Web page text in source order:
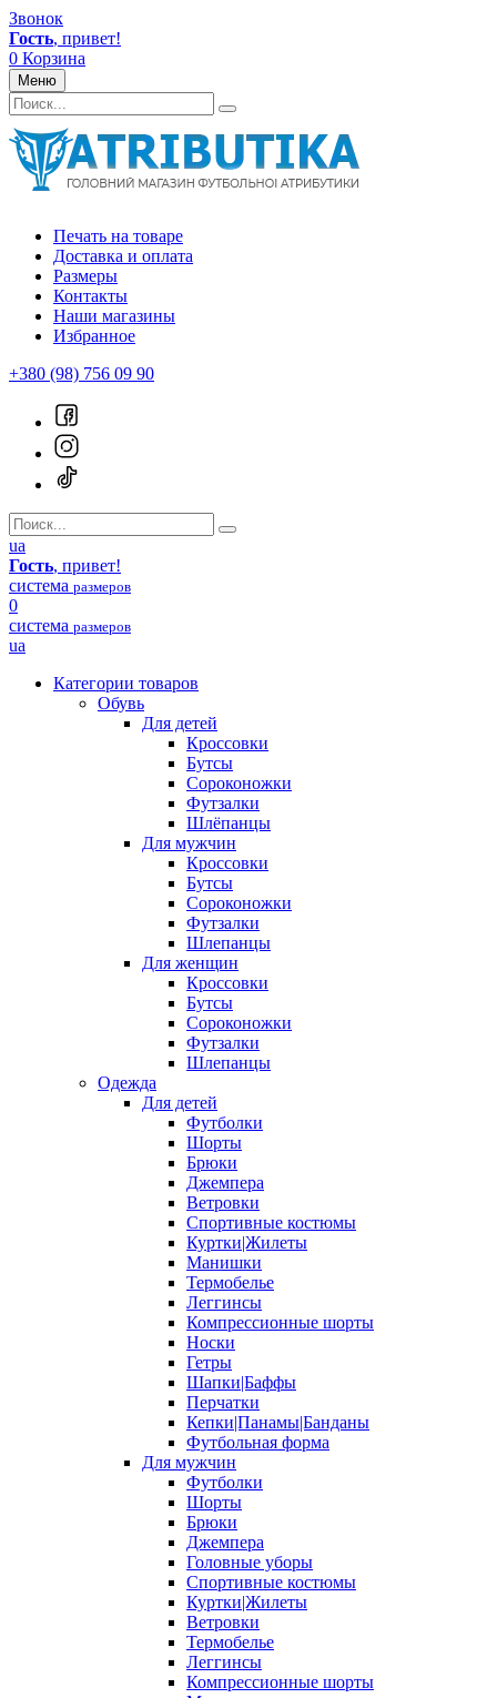
Звонок
Гость, привет!
0 Корзина
Меню
Печать на товаре
Доставка и оплата
Размеры
Контакты
Наши магазины
Избранное
+380 (98) 756 09 90
ua
Гость, привет!
система размеров
0
система размеров
ua
Категории товаров
Обувь
Для детей
Кроссовки
Бутсы
Сороконожки
Футзалки
Шлёпанцы
Для мужчин
Кроссовки
Бутсы
Сороконожки
Футзалки
Шлепанцы
Для женщин
Кроссовки
Бутсы
Сороконожки
Футзалки
Шлепанцы
Одежда
Для детей
Футболки
Шорты
Брюки
Джемпера
Ветровки
Спортивные костюмы
Куртки|Жилеты
Манишки
Термобелье
Леггинсы
Компрессионные шорты
Носки
Гетры
Шапки|Баффы
Перчатки
Кепки|Панамы|Банданы
Футбольная форма
Для мужчин
Футболки
Шорты
Брюки
Джемпера
Головные уборы
Спортивные костюмы
Куртки|Жилеты
Ветровки
Термобелье
Леггинсы
Компрессионные шорты